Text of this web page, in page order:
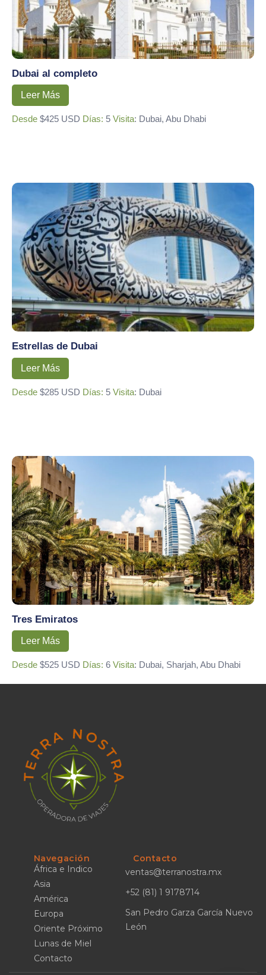
Dubai al completo
Leer Más
Desde $425 USD Días: 5 Visita: Dubai, Abu Dhabi
Estrellas de Dubai
Leer Más
Desde $285 USD Días: 5 Visita: Dubai
Tres Emiratos
Leer Más
Desde $525 USD Días: 6 Visita: Dubai, Sharjah, Abu Dhabi
Navegación
África e Indico
Asia
América
Europa
Oriente Próximo
Lunas de Miel
Contacto
Contacto
ventas@terranostra.mx
+52 (81) 1 9178714
San Pedro Garza García Nuevo
León